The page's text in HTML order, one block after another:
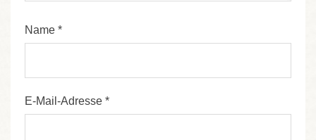
Name *
E-Mail-Adresse *